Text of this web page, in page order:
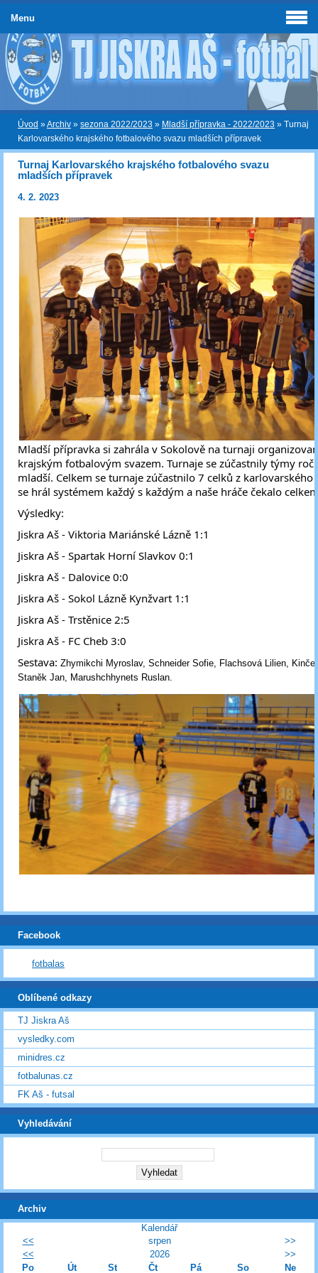
Úvod »Archiv » sezona 2022/2023 » Mladší přípravka - 2022/2023 » Turnaj
Karlovarského krajského fotbalového svazu mladších přípravek
Turnaj Karlovarského krajského fotbalového svazu
mladších přípravek
4. 2. 2023
Mladší přípravka si zahrála v Sokolově na turnaji
krajským fotbalovým svazem. Turnaje se zúčastnily týmy
mladší. Celkem se turnaje zúčastnilo 7 celků z karlovarského
se hrál systémem každý s každým a naše hráče čekalo
Výsledky:
Jiskra Aš - Viktoria Mariánské Lázně 1:1
Jiskra Aš - Spartak Horní Slavkov 0:1
Jiskra Aš - Dalovice 0:0
Jiskra Aš - Sokol Lázně Kynžvart 1:1
Jiskra Aš - Trstěnice 2:5
Jiskra Aš - FC Cheb 3:0
Sestava: Zhymikchi Myroslav, Schneider Sofie, Flachsová Lilien,
Staněk Jan, Marushchhynets Ruslan.
Menu
Facebook
fotbalas
Oblíbené odkazy
TJ Jiskra Aš
vysledky.com
minidres.cz
fotbalunas.cz
FK Aš - futsal
Vyhledávání
Archiv
Kalendář
<<
srpen
>>
<<
2026
>>
Po
Út St Čt Pá So Ne